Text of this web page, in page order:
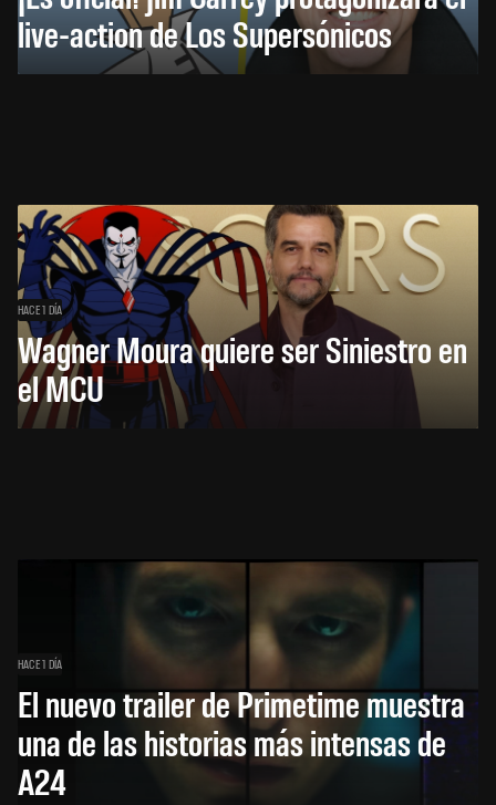
live-action de Los Supersónicos
HACE 1 DÍA
Wagner Moura quiere ser Siniestro en
el MCU
HACE 1 DÍA
El nuevo trailer de Primetime muestra
una de las historias más intensas de
A24